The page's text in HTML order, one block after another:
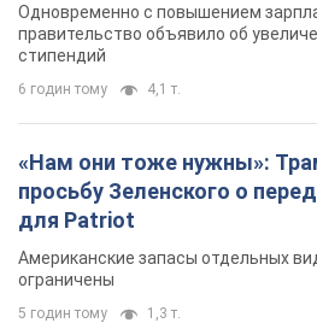
Одновременно с повышением
правительство объявило об
стипендий
6 годин тому 4,1 т.
«Нам они тоже нужны»:
просьбу Зеленского о
для Patriot
Американские запасы отдельных
ограничены
5 годин тому 1,3 т.